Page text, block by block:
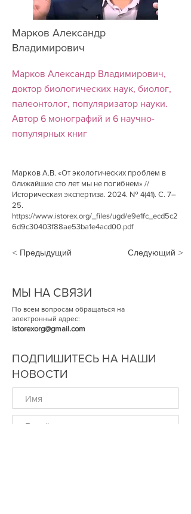
Марков Александр
Владимирович
Марков Александр Владимирович,
доктор биологических наук, биолог,
палеонтолог, популяризатор науки.
Автор 6 монографий и 6 научно-
популярных книг
Марков А.В. «От экологических проблем в
ближайшие сто лет мы не погибнем» //
Историческая экспертиза. 2024. № 4(41). С. 7–
25.
https://www.istorex.org/_files/ugd/e9e1fc_ecd5c2
6d9c30403f88ae53ba1e4acd00.pdf
< Предыдущий Следующий >
МЫ НА СВЯЗИ
По всем вопросам обращаться на
электронный адрес:
istorexorg@gmail.com
ПОДПИШИТЕСЬ НА НАШИ
НОВОСТИ